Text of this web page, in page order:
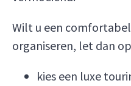
Wilt u een
organiseren, let dan
kies een luxe